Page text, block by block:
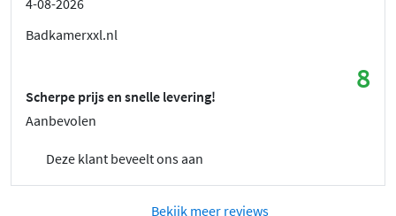
4-08-2026
Badkamerxxl.nl
8
Scherpe prijs en snelle levering!
Aanbevolen
Deze klant beveelt ons aan
Bekijk meer reviews